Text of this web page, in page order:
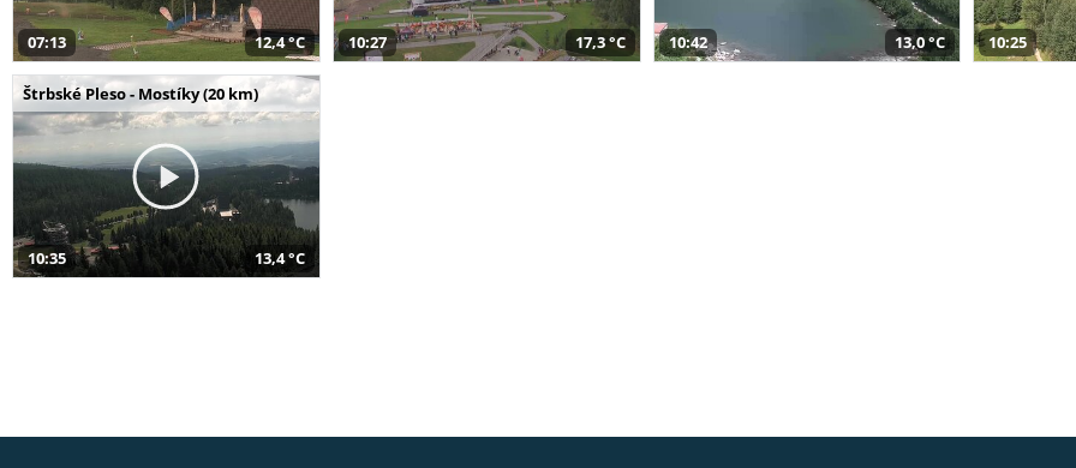
07:13 12,4 °C 10:27 17,3 °C 10:42 13,0 °C 10:25
Štrbské Pleso - Mostíky (20 km)
10:35 13,4 °C